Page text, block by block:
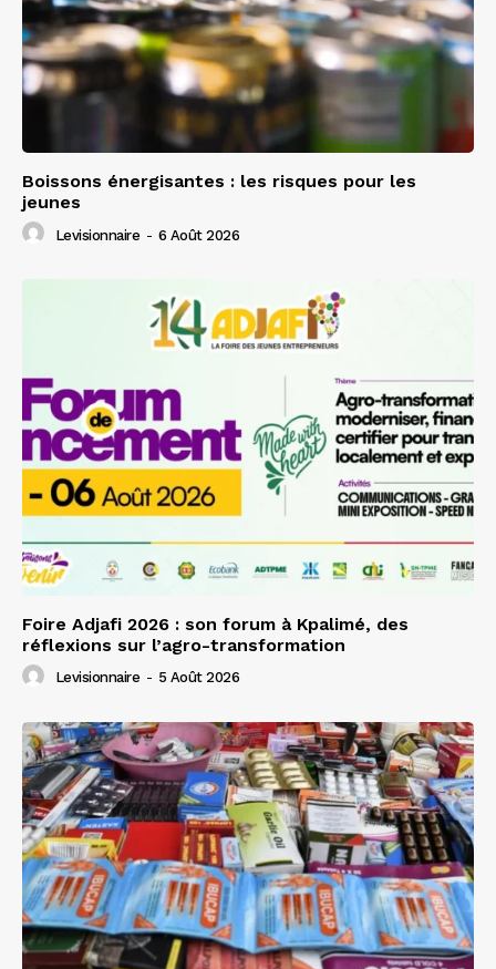
Boissons énergisantes : les risques pour les
jeunes
Levisionnaire - 6 Août 2026
Foire Adjafi 2026 : son forum à Kpalimé, des
réflexions sur l’agro-transformation
Levisionnaire - 5 Août 2026